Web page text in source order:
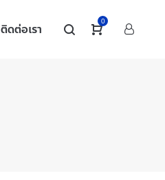
ติดต่อเรา 0